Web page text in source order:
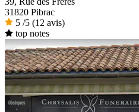
31820 Pibrac
5 /5 (12 avis)
top notes